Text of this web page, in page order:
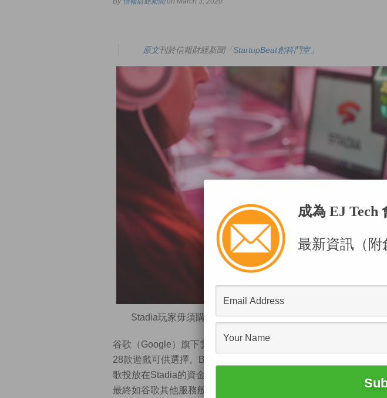
原文刊於信報財經新聞「StartupBeat創科鬥室」
Stadia玩家毋須購買光碟或下載遊戲，即可連線上網打機。（
谷歌（Google）旗下雲端遊戲服務Stadia，自去年11月推出至今
28款遊戲可供選擇。Business Insider
歌投放在Stadia的資金不多，故沒有太大意欲參與平台發展；同時
最終如谷歌其他服務般無疾而終，所以不敢投資。
成為 EJ Tech
最新資訊（附